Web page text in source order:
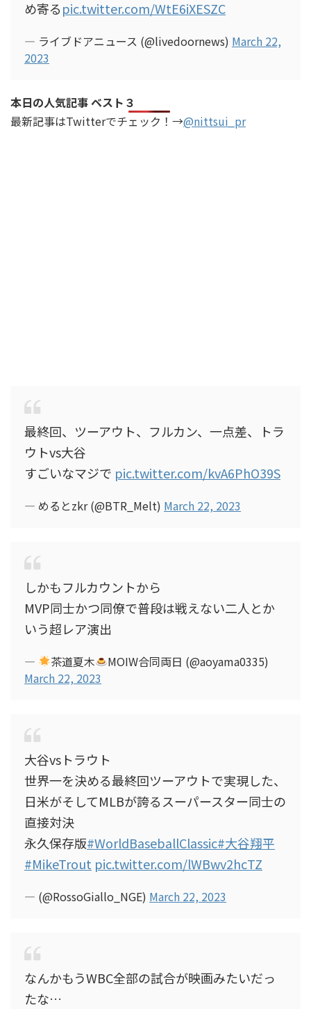
め寄るpic.twitter.com/WtE6iXESZC
— ライブドアニュース (@livedoornews) March 22,
2023
本日の人気記事 ベスト３
最新記事はTwitterでチェック！→@nittsui_pr
最終回、ツーアウト、フルカン、一点差、トラ
ウトvs大谷
すごいなマジで pic.twitter.com/kvA6PhO39S
— めるとzkr (@BTR_Melt) March 22, 2023
しかもフルカウントから
MVP同士かつ同僚で普段は戦えない二人とか
いう超レア演出
— 茶道夏木
MOIW合同両日 (@aoyama0335)
March 22, 2023
大谷vsトラウト
世界一を決める最終回ツーアウトで実現した、
日米がそしてMLBが誇るスーパースター同士の
直接対決
永久保存版#WorldBaseballClassic#大谷翔平
#MikeTrout pic.twitter.com/lWBwv2hcTZ
— (@RossoGiallo_NGE) March 22, 2023
なんかもうWBC全部の試合が映画みたいだっ
たな…